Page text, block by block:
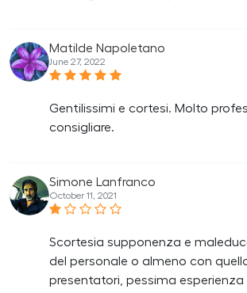
Matilde Napoletano
June 27, 2022
Gentilissimi e cortesi. Molto
consigliare.
Simone Lanfranco
October 11, 2021
Scortesia supponenza e
del personale o almeno con
presentatori, pessima